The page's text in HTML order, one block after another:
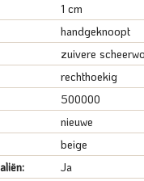
1 cm
handgeknoopt
zuivere
rechthoekig
500000
nieuwe
beige
Ja